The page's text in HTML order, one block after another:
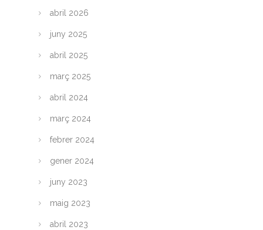
abril 2026
juny 2025
abril 2025
març 2025
abril 2024
març 2024
febrer 2024
gener 2024
juny 2023
maig 2023
abril 2023